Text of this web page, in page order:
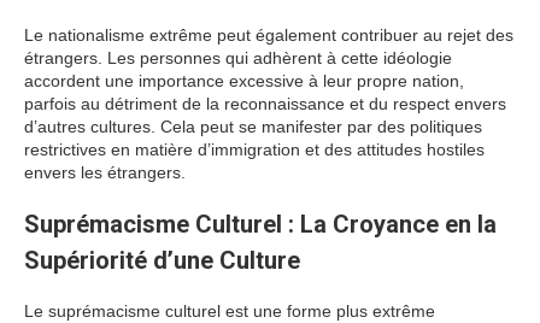
Le nationalisme extrême peut également contribuer au rejet des
étrangers. Les personnes qui adhèrent à cette idéologie
accordent une importance excessive à leur propre nation,
parfois au détriment de la reconnaissance et du respect envers
d’autres cultures. Cela peut se manifester par des politiques
restrictives en matière d’immigration et des attitudes hostiles
envers les étrangers.
Suprémacisme Culturel : La Croyance en la
Supériorité d’une Culture
Le suprémacisme culturel est une forme plus extrême